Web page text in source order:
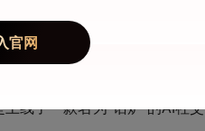
的AI对话功能已开启测试，
线了一款名为“话炉”的AI社交
官网